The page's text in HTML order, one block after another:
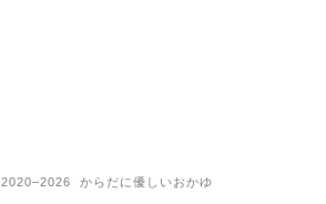
2020–2026 からだに優しいおかゆ